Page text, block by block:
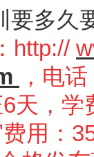
要多久
http://
，电
天，
用：